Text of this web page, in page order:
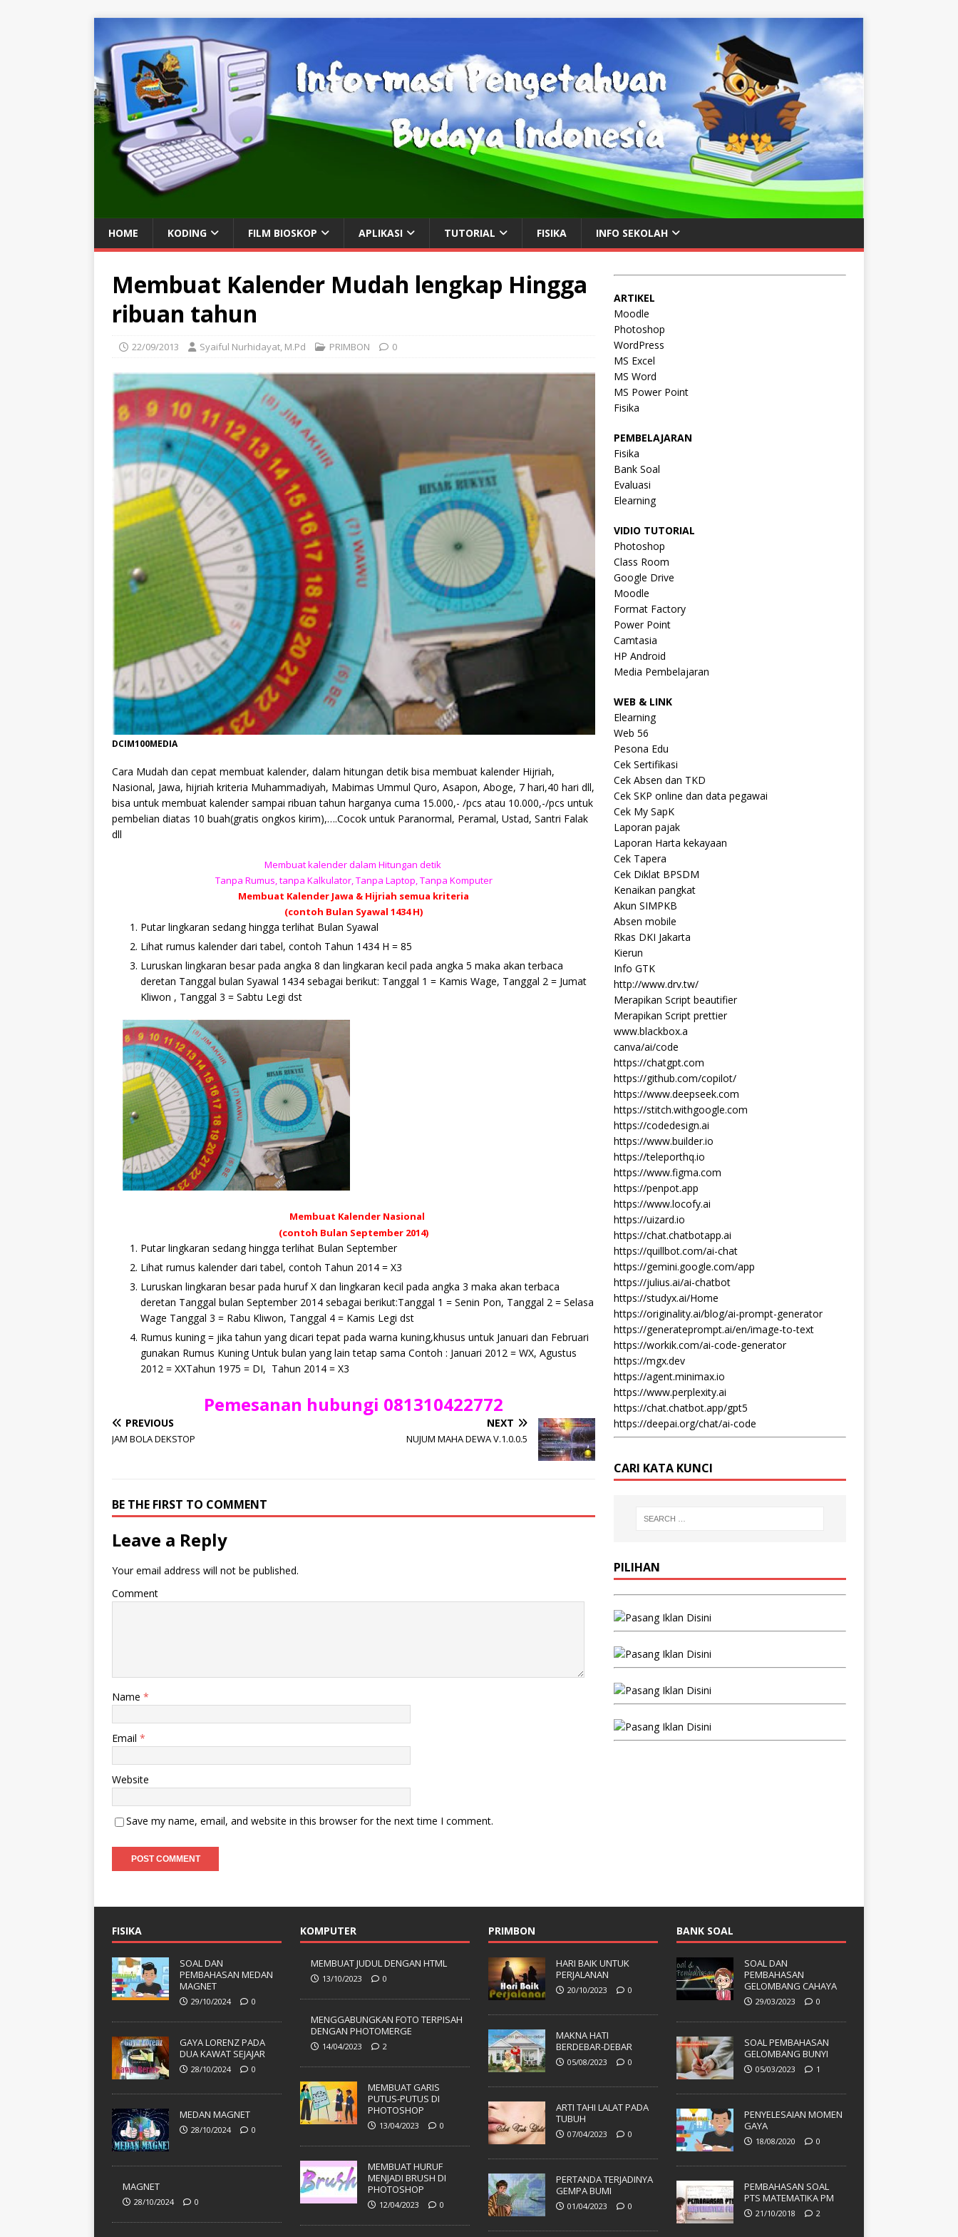
HOME KODING FILM BIOSKOP APLIKASI TUTORIAL FISIKA INFO SEKOLAH
Membuat Kalender Mudah lengkap Hingga
ribuan tahun
22/09/2013 Syaiful Nurhidayat, M.Pd PRIMBON 0
DCIM100MEDIA
Cara Mudah dan cepat membuat kalender, dalam hitungan detik bisa membuat kalender Hijriah,
Nasional, Jawa, hijriah kriteria Muhammadiyah, Mabimas Ummul Quro, Asapon, Aboge, 7 hari,40 hari dll,
bisa untuk membuat kalender sampai ribuan tahun harganya cuma 15.000,- /pcs atau 10.000,-/pcs untuk
pembelian diatas 10 buah(gratis ongkos kirim),….Cocok untuk Paranormal, Peramal, Ustad, Santri Falak
dll
Membuat kalender dalam Hitungan detik
Tanpa Rumus, tanpa Kalkulator, Tanpa Laptop, Tanpa Komputer
Membuat Kalender Jawa & Hijriah semua kriteria
(contoh Bulan Syawal 1434 H)
Putar lingkaran sedang hingga terlihat Bulan Syawal
Lihat rumus kalender dari tabel, contoh Tahun 1434 H = 85
Luruskan lingkaran besar pada angka 8 dan lingkaran kecil pada angka 5 maka akan terbaca
deretan Tanggal bulan Syawal 1434 sebagai berikut: Tanggal 1 = Kamis Wage, Tanggal 2 = Jumat
Kliwon , Tanggal 3 = Sabtu Legi dst
Membuat Kalender Nasional
(contoh Bulan September 2014)
Putar lingkaran sedang hingga terlihat Bulan September
Lihat rumus kalender dari tabel, contoh Tahun 2014 = X3
Luruskan lingkaran besar pada huruf X dan lingkaran kecil pada angka 3 maka akan terbaca
deretan Tanggal bulan September 2014 sebagai berikut:Tanggal 1 = Senin Pon, Tanggal 2 = Selasa
Wage Tanggal 3 = Rabu Kliwon, Tanggal 4 = Kamis Legi dst
Rumus kuning = jika tahun yang dicari tepat pada warna kuning,khusus untuk Januari dan Februari
gunakan Rumus Kuning Untuk bulan yang lain tetap sama Contoh : Januari 2012 = WX, Agustus
2012 = XXTahun 1975 = DI, Tahun 2014 = X3
Pemesanan hubungi 081310422772
PREVIOUS
JAM BOLA DEKSTOP
NEXT
NUJUM MAHA DEWA V.1.0.0.5
BE THE FIRST TO COMMENT
Leave a Reply
Your email address will not be published.
Comment
Name *
Email *
Website
Save my name, email, and website in this browser for the next time I comment.
ARTIKEL
Moodle
Photoshop
WordPress
MS Excel
MS Word
MS Power Point
Fisika
PEMBELAJARAN
Fisika
Bank Soal
Evaluasi
Elearning
VIDIO TUTORIAL
Photoshop
Class Room
Google Drive
Moodle
Format Factory
Power Point
Camtasia
HP Android
Media Pembelajaran
WEB & LINK
Elearning
Web 56
Pesona Edu
Cek Sertifikasi
Cek Absen dan TKD
Cek SKP online dan data pegawai
Cek My SapK
Laporan pajak
Laporan Harta kekayaan
Cek Tapera
Cek Diklat BPSDM
Kenaikan pangkat
Akun SIMPKB
Absen mobile
Rkas DKI Jakarta
Kierun
Info GTK
http://www.drv.tw/
Merapikan Script beautifier
Merapikan Script prettier
www.blackbox.a
canva/ai/code
https://chatgpt.com
https://github.com/copilot/
https://www.deepseek.com
https://stitch.withgoogle.com
https://codedesign.ai
https://www.builder.io
https://teleporthq.io
https://www.figma.com
https://penpot.app
https://www.locofy.ai
https://uizard.io
https://chat.chatbotapp.ai
https://quillbot.com/ai-chat
https://gemini.google.com/app
https://julius.ai/ai-chatbot
https://studyx.ai/Home
https://originality.ai/blog/ai-prompt-generator
https://generateprompt.ai/en/image-to-text
https://workik.com/ai-code-generator
https://mgx.dev
https://agent.minimax.io
https://www.perplexity.ai
https://chat.chatbot.app/gpt5
https://deepai.org/chat/ai-code
CARI KATA KUNCI
PILIHAN
FISIKA
SOAL DAN
PEMBAHASAN MEDAN
MAGNET
29/10/2024 0
GAYA LORENZ PADA
DUA KAWAT SEJAJAR
28/10/2024 0
MEDAN MAGNET
28/10/2024 0
MAGNET
28/10/2024 0
KOMPUTER
MEMBUAT JUDUL DENGAN HTML
13/10/2023 0
MENGGABUNGKAN FOTO TERPISAH
DENGAN PHOTOMERGE
14/04/2023 2
MEMBUAT GARIS
PUTUS-PUTUS DI
PHOTOSHOP
13/04/2023 0
MEMBUAT HURUF
MENJADI BRUSH DI
PHOTOSHOP
12/04/2023 0
PRIMBON
HARI BAIK UNTUK
PERJALANAN
20/10/2023 0
MAKNA HATI
BERDEBAR-DEBAR
05/08/2023 0
ARTI TAHI LALAT PADA
TUBUH
07/04/2023 0
PERTANDA TERJADINYA
GEMPA BUMI
01/04/2023 0
BANK SOAL
SOAL DAN
PEMBAHASAN
GELOMBANG CAHAYA
29/03/2023 0
SOAL PEMBAHASAN
GELOMBANG BUNYI
05/03/2023 1
PENYELESAIAN MOMEN
GAYA
18/08/2020 0
PEMBAHASAN SOAL
PTS MATEMATIKA PM
21/10/2018 2